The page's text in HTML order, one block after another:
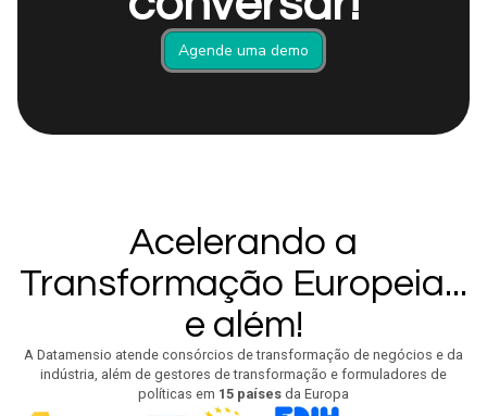
Agende uma demo
Acelerando a
Transformação Europeia...
e além!
A Datamensio atende consórcios de transformação de negócios e da
indústria, além de gestores de transformação e formuladores de
políticas em 15 países da Europa